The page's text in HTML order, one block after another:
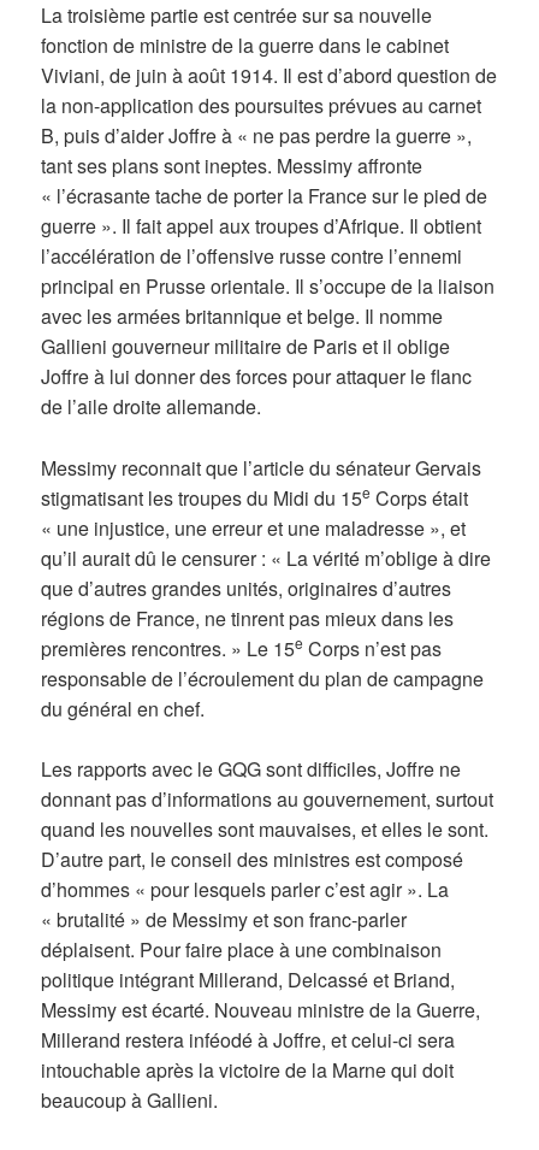
La troisième partie est centrée sur sa nouvelle
fonction de ministre de la guerre dans le cabinet
Viviani, de juin à août 1914. Il est d’abord question de
la non-application des poursuites prévues au carnet
B, puis d’aider Joffre à « ne pas perdre la guerre »,
tant ses plans sont ineptes. Messimy affronte
« l’écrasante tache de porter la France sur le pied de
guerre ». Il fait appel aux troupes d’Afrique. Il obtient
l’accélération de l’offensive russe contre l’ennemi
principal en Prusse orientale. Il s’occupe de la liaison
avec les armées britannique et belge. Il nomme
Gallieni gouverneur militaire de Paris et il oblige
Joffre à lui donner des forces pour attaquer le flanc
de l’aile droite allemande.
Messimy reconnait que l’article du sénateur Gervais
stigmatisant les troupes du Midi du 15e Corps était
« une injustice, une erreur et une maladresse », et
qu’il aurait dû le censurer : « La vérité m’oblige à dire
que d’autres grandes unités, originaires d’autres
régions de France, ne tinrent pas mieux dans les
premières rencontres. » Le 15e Corps n’est pas
responsable de l’écroulement du plan de campagne
du général en chef.
Les rapports avec le GQG sont difficiles, Joffre ne
donnant pas d’informations au gouvernement, surtout
quand les nouvelles sont mauvaises, et elles le sont.
D’autre part, le conseil des ministres est composé
d’hommes « pour lesquels parler c’est agir ». La
« brutalité » de Messimy et son franc-parler
déplaisent. Pour faire place à une combinaison
politique intégrant Millerand, Delcassé et Briand,
Messimy est écarté. Nouveau ministre de la Guerre,
Millerand restera inféodé à Joffre, et celui-ci sera
intouchable après la victoire de la Marne qui doit
beaucoup à Gallieni.